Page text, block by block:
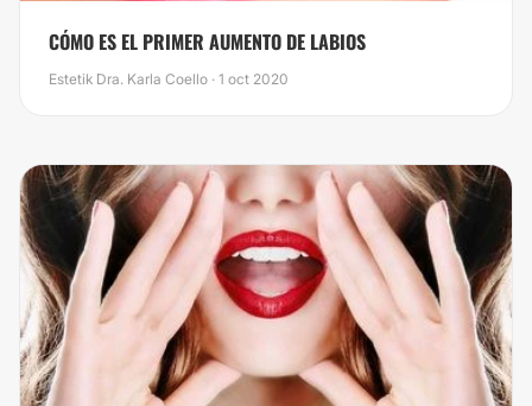
CÓMO ES EL PRIMER AUMENTO DE LABIOS
Estetik Dra. Karla Coello · 1 oct 2020